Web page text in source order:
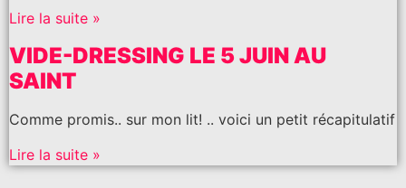
Lire la suite »
VIDE-DRESSING LE 5 JUIN AU
SAINT
Comme promis.. sur mon lit! .. voici un petit récapitulatif
Lire la suite »